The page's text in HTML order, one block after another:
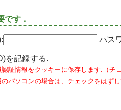
です．
パス
を記録する.
認証情報をクッキーに保存します.（チ
パソコンの場合は、チェックをはずし